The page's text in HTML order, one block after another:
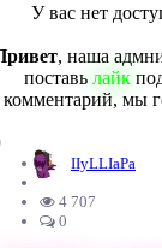
У вас нет
, наша
поставь лайк
комментарий, мы
IIyLLIaPa
4 707
0